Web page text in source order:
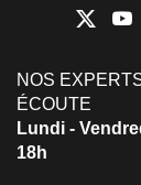
NOS
ÉCOUTE
Lundi -
18h